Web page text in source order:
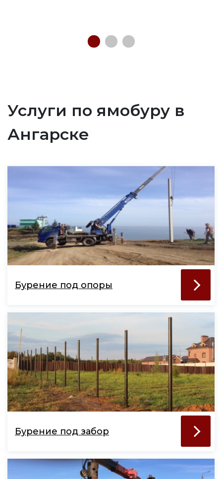
Услуги по ямобуру в
Ангарске
Бурение под опоры
Бурение под забор